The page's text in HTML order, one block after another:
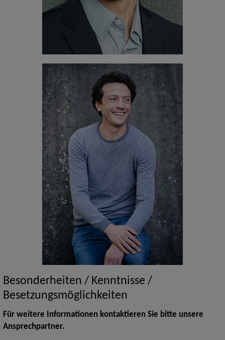
Besonderheiten / Kenntnisse /
Besetzungsmöglichkeiten
Für weitere Informationen kontaktieren Sie bitte unsere
Ansprechpartner.